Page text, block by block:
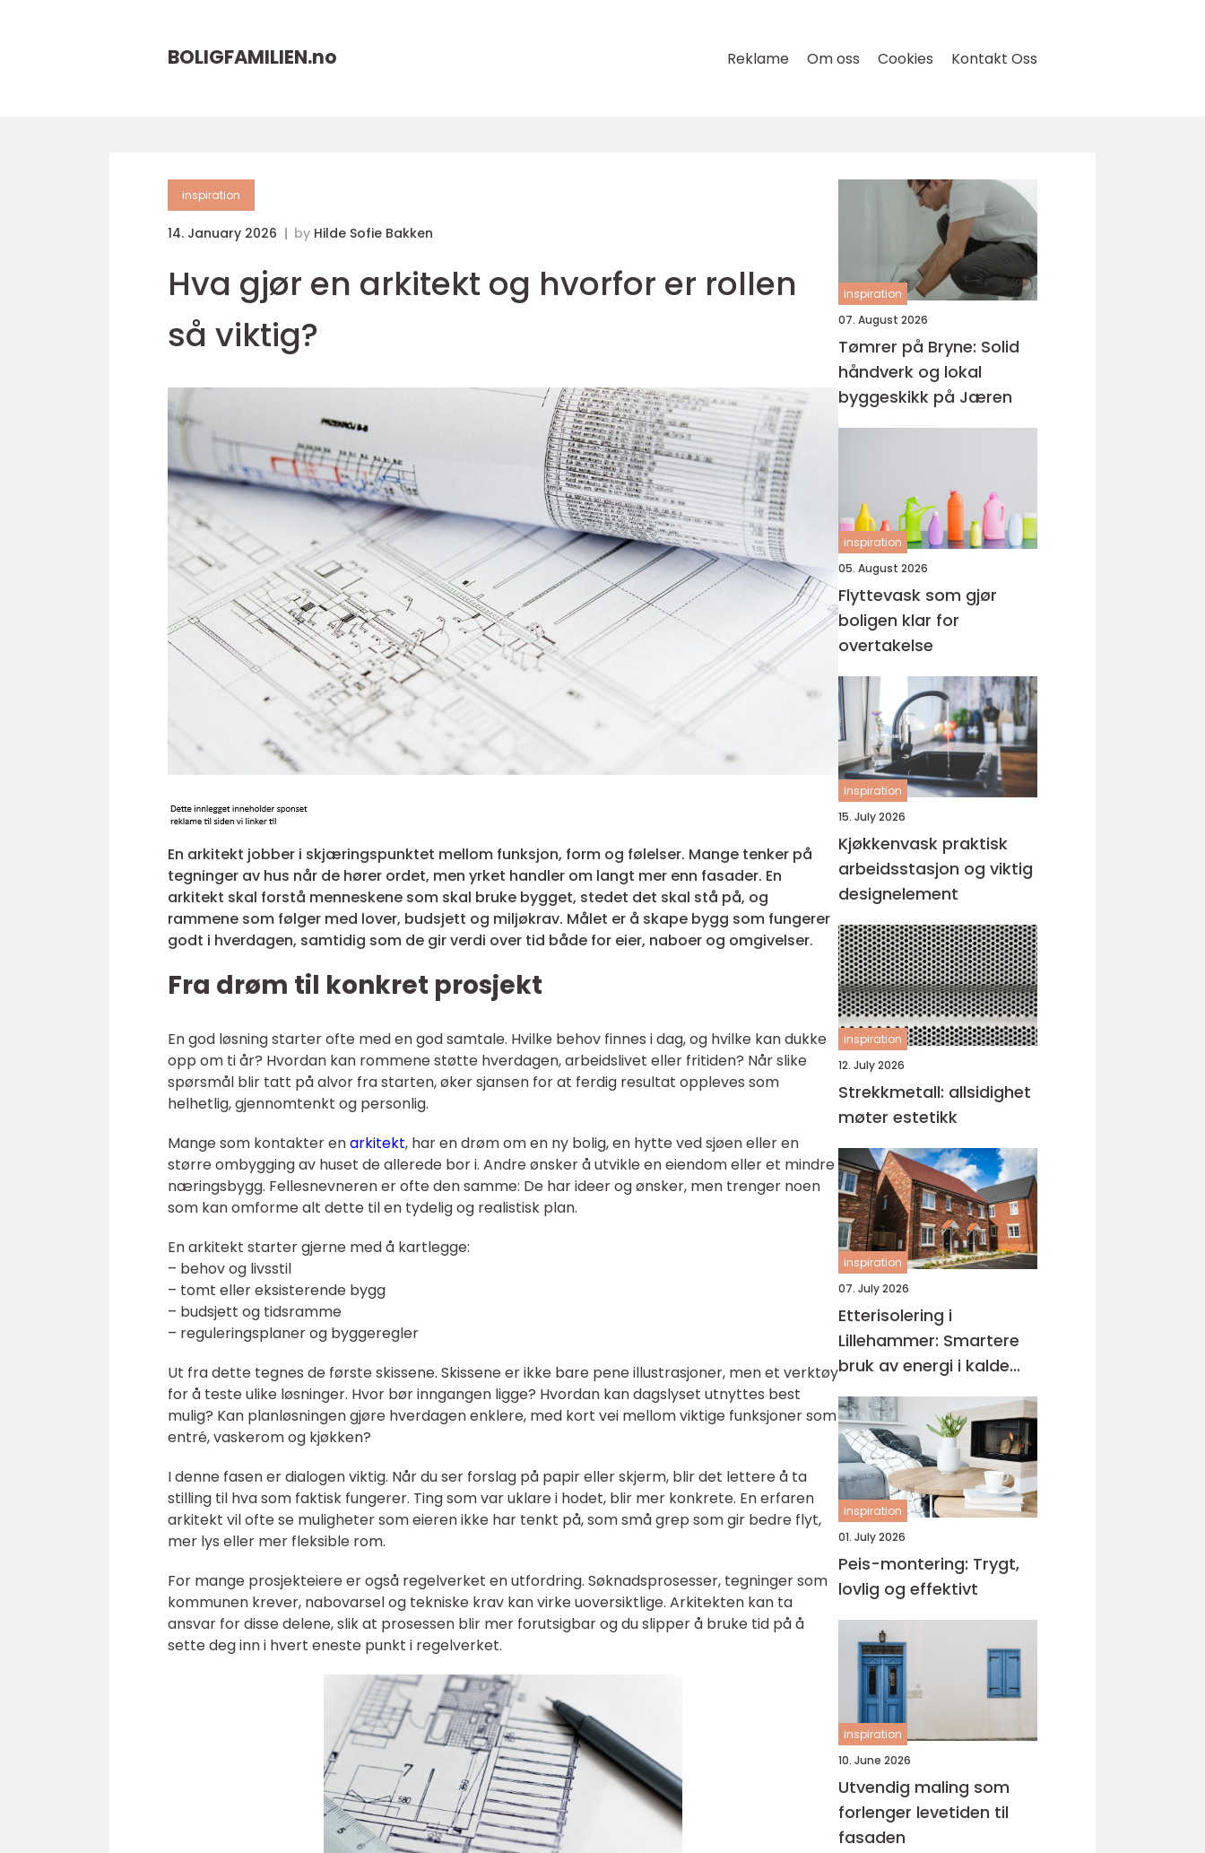
BOLIGFAMILIEN.no Reklame Om oss Cookies Kontakt Oss
inspiration
14. January 2026 by Hilde Sofie Bakken
Hva gjør en arkitekt og hvorfor er rollen
så viktig?
En arkitekt jobber i skjæringspunktet mellom funksjon, form og følelser. Mange tenker på
tegninger av hus når de hører ordet, men yrket handler om langt mer enn fasader. En
arkitekt skal forstå menneskene som skal bruke bygget, stedet det skal stå på, og
rammene som følger med lover, budsjett og miljøkrav. Målet er å skape bygg som fungerer
godt i hverdagen, samtidig som de gir verdi over tid både for eier, naboer og omgivelser.
Fra drøm til konkret prosjekt
En god løsning starter ofte med en god samtale. Hvilke behov finnes i dag, og hvilke kan dukke
opp om ti år? Hvordan kan rommene støtte hverdagen, arbeidslivet eller fritiden? Når slike
spørsmål blir tatt på alvor fra starten, øker sjansen for at ferdig resultat oppleves som
helhetlig, gjennomtenkt og personlig.
Mange som kontakter enarkitekt, har en drøm om en ny bolig, en hytte ved sjøen eller en
større ombygging av huset de allerede bor i. Andre ønsker å utvikle en eiendom eller et mindre
næringsbygg. Fellesnevneren er ofte den samme: De har ideer og ønsker, men trenger noen
som kan omforme alt dette til en tydelig og realistisk plan.
En arkitekt starter gjerne med å kartlegge:
– behov og livsstil
– tomt eller eksisterende bygg
– budsjett og tidsramme
– reguleringsplaner og byggeregler
Ut fra dette tegnes de første skissene. Skissene er ikke bare pene illustrasjoner, men et verktøy
for å teste ulike løsninger. Hvor bør inngangen ligge? Hvordan kan dagslyset utnyttes best
mulig? Kan planløsningen gjøre hverdagen enklere, med kort vei mellom viktige funksjoner som
entré, vaskerom og kjøkken?
I denne fasen er dialogen viktig. Når du ser forslag på papir eller skjerm, blir det lettere å ta
stilling til hva som faktisk fungerer. Ting som var uklare i hodet, blir mer konkrete. En erfaren
arkitekt vil ofte se muligheter som eieren ikke har tenkt på, som små grep som gir bedre flyt,
mer lys eller mer fleksible rom.
For mange prosjekteiere er også regelverket en utfordring. Søknadsprosesser, tegninger som
kommunen krever, nabovarsel og tekniske krav kan virke uoversiktlige. Arkitekten kan ta
ansvar for disse delene, slik at prosessen blir mer forutsigbar og du slipper å bruke tid på å
sette deg inn i hvert eneste punkt i regelverket.
inspiration
07. August 2026
Tømrer på Bryne: Solid
håndverk og lokal
byggeskikk på Jæren
inspiration
05. August 2026
Flyttevask som gjør
boligen klar for
overtakelse
inspiration
15. July 2026
Kjøkkenvask praktisk
arbeidsstasjon og viktig
designelement
inspiration
12. July 2026
Strekkmetall: allsidighet
møter estetikk
inspiration
07. July 2026
Etterisolering i
Lillehammer: Smartere
bruk av energi i kalde
vintre
inspiration
01. July 2026
Peis-montering: Trygt,
lovlig og effektivt
inspiration
10. June 2026
Utvendig maling som
forlenger levetiden til
fasaden